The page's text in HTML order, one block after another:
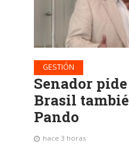
GESTIÓN
Senador
Brasil
Pando
hace 3 horas